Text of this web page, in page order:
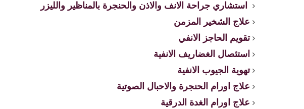
استشاري جراحة الانف والاذن والحنجرة بالمناظير والليزر
علاج الشخير المزمن
تقويم الحاجز الانفي
استئصال الغضاريف الانفية
تهوية الجيوب الانفية
علاج اورام الحنجرة والاحبال الصوتية
علاج اورام الغدة الدرقية